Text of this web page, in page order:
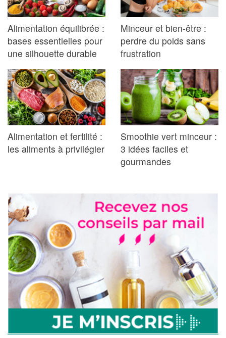
Alimentation équilibrée :
bases essentielles pour
une silhouette durable
Minceur et bien-être :
perdre du poids sans
frustration
Alimentation et fertilité :
les aliments à privilégier
Smoothie vert minceur :
3 idées faciles et
gourmandes